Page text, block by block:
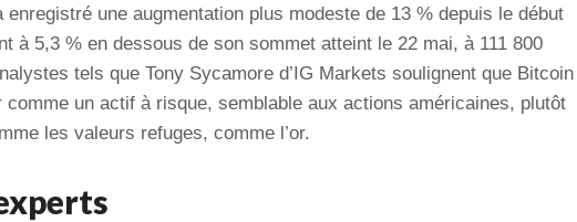
enregistré une augmentation plus modeste de 13 % depuis le début
à 5,3 % en dessous de son sommet atteint le 22 mai, à 111 800
tels que Tony Sycamore d’IG Markets soulignent que Bitcoin
un actif à risque, semblable aux actions américaines, plutôt
les valeurs refuges, comme l’or.